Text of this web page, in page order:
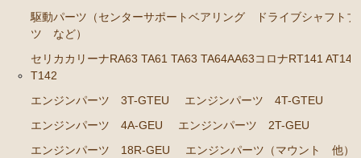
2JZ-GE JZS147
セリカ カリーナ（TA40 TA42 TA45 TA46 TA47 RA40
RA45 RA46）
ステアリングパーツ（各種リペアキット ラックブー
ツ ラックエンド タイロッドエンド など）
駆動パーツ（センターサポートベアリング ドライブ
駆動パーツ（センターサポートベアリング ドライブシャフトブ
ツ など）
セリカカリーナRA63 TA61 TA63 TA64AA63コロナRT141
T142
エンジンパーツ 3T-GTEU
エンジンパーツ 4T-GTEU
エンジンパーツ 4A-GEU
エンジンパーツ 2T-GEU
エンジンパーツ 18R-GEU
エンジンパーツ（マウント 他）